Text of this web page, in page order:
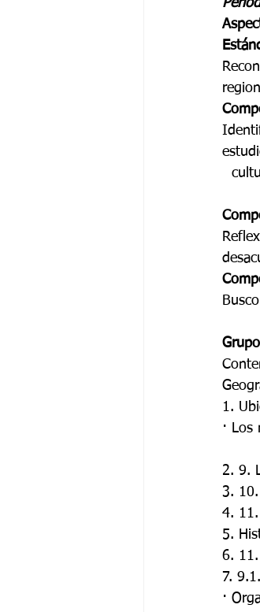
Grado 6 -1
Grado 9 -1
PSICOLOGÍA
1.
· Los
2. 9.
3.
4.
5.
6. 11.
7.
·